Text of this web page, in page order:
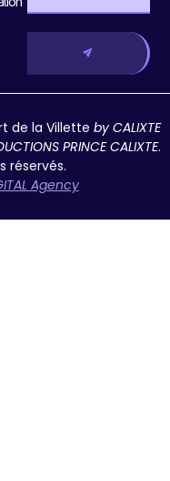
de la Villetteby CALIXTE
PRINCE CALIXTE.
réservés.
Agency